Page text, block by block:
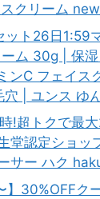
スクリーム
ット26日1:59
ム 30g | 保
ンC フェイス
穴 | ユンス ゆ
!超トクで最
堂認定ショッ
サー ハク
】30%OFFク